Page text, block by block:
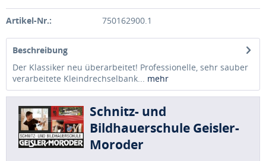
Artikel-Nr.: 750162900.1
Beschreibung
Der Klassiker neu überarbeitet! Professionelle, sehr sauber
verarbeitete Kleindrechselbank... mehr
Schnitz- und
Bildhauerschule Geisler-
Moroder